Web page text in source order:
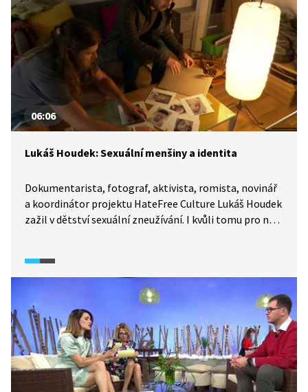
06:06
Lukáš Houdek: Sexuální menšiny a identita
Dokumentarista, fotograf, aktivista, romista, novinář
a koordinátor projektu HateFree Culture Lukáš Houdek
zažil v dětství sexuální zneužívání. I kvůli tomu pro něj
Prostřednictvím své umělecké tvorby i přímé pomoci
se vyrovnává se svou traumatickou událostí z dětství
a přibližuje veřejnosti problematiku sexuálních i jiných
menšin a téma identity ve společnosti (např.
na tématu indických hidžer či afrických albínů).